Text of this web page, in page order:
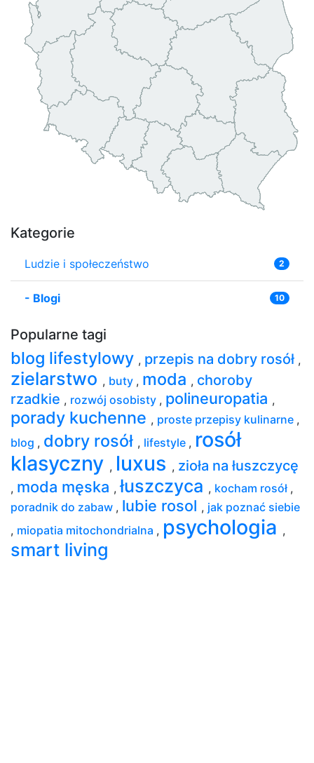
Kategorie
Ludzie i społeczeństwo 2
- Blogi 10
Popularne tagi
blog lifestylowy , przepis na dobry rosół ,
zielarstwo , buty , moda , choroby
rzadkie , rozwój osobisty , polineuropatia ,
porady kuchenne , proste przepisy kulinarne ,
blog , dobry rosół , lifestyle , rosół
klasyczny , luxus , zioła na łuszczycę
, moda męska , łuszczyca , kocham rosół ,
poradnik do zabaw , lubie rosol , jak poznać siebie
, miopatia mitochondrialna , psychologia ,
smart living